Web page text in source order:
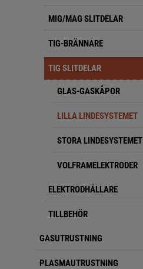
MIG/MAG SLITDELAR
TIG-BRÄNNARE
TIG SLITDELAR
GLAS-GASKÅPOR
LILLA LINDESYSTEMET
STORA LINDESYSTEMET
VOLFRAMELEKTRODER
ELEKTRODHÅLLARE
TILLBEHÖR
GASUTRUSTNING
PLASMAUTRUSTNING